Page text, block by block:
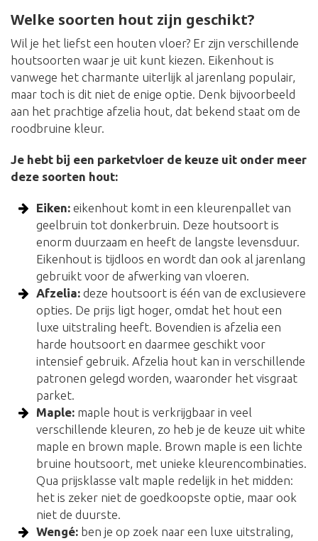
Welke soorten hout zijn geschikt?
Wil je het liefst een houten vloer? Er zijn verschillende
houtsoorten waar je uit kunt kiezen. Eikenhout is
vanwege het charmante uiterlijk al jarenlang populair,
maar toch is dit niet de enige optie. Denk bijvoorbeeld
aan het prachtige afzelia hout, dat bekend staat om de
roodbruine kleur.
Je hebt bij een parketvloer de keuze uit onder meer
deze soorten hout:
Eiken: eikenhout komt in een kleurenpallet van
geelbruin tot donkerbruin. Deze houtsoort is
enorm duurzaam en heeft de langste levensduur.
Eikenhout is tijdloos en wordt dan ook al jarenlang
gebruikt voor de afwerking van vloeren.
Afzelia: deze houtsoort is één van de exclusievere
opties. De prijs ligt hoger, omdat het hout een
luxe uitstraling heeft. Bovendien is afzelia een
harde houtsoort en daarmee geschikt voor
intensief gebruik. Afzelia hout kan in verschillende
patronen gelegd worden, waaronder het visgraat
parket.
Maple: maple hout is verkrijgbaar in veel
verschillende kleuren, zo heb je de keuze uit white
maple en brown maple. Brown maple is een lichte
bruine houtsoort, met unieke kleurencombinaties.
Qua prijsklasse valt maple redelijk in het midden:
het is zeker niet de goedkoopste optie, maar ook
niet de duurste.
Wengé: ben je op zoek naar een luxe uitstraling,